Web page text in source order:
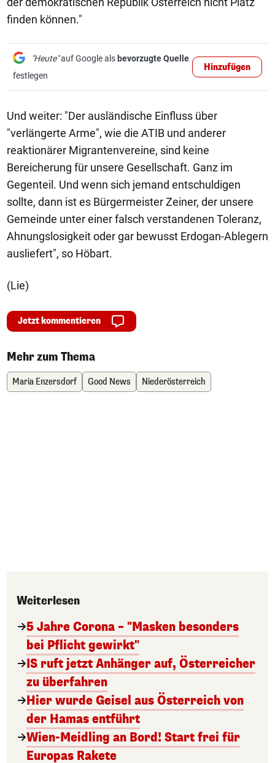
finden können."
"Heute"auf Google als bevorzugte Quelle
festlegen
Hinzufügen
Und weiter: "Der ausländische Einfluss über
"verlängerte Arme", wie die ATIB und anderer
reaktionärer Migrantenvereine, sind keine
Bereicherung für unsere Gesellschaft. Ganz im
Gegenteil. Und wenn sich jemand entschuldigen
sollte, dann ist es Bürgermeister Zeiner, der unsere
Gemeinde unter einer falsch verstandenen Toleranz,
Ahnungslosigkeit oder gar bewusst Erdogan-Ablegern
ausliefert", so Höbart.
(Lie)
Jetzt kommentieren
Mehr zum Thema
Maria Enzersdorf Good News Niederösterreich
Weiterlesen
5 Jahre Corona – "Masken besonders
bei Pflicht gewirkt"
IS ruft jetzt Anhänger auf, Österreicher
zu überfahren
Hier wurde Geisel aus Österreich von
der Hamas entführt
Wien-Meidling an Bord! Start frei für
Europas Rakete